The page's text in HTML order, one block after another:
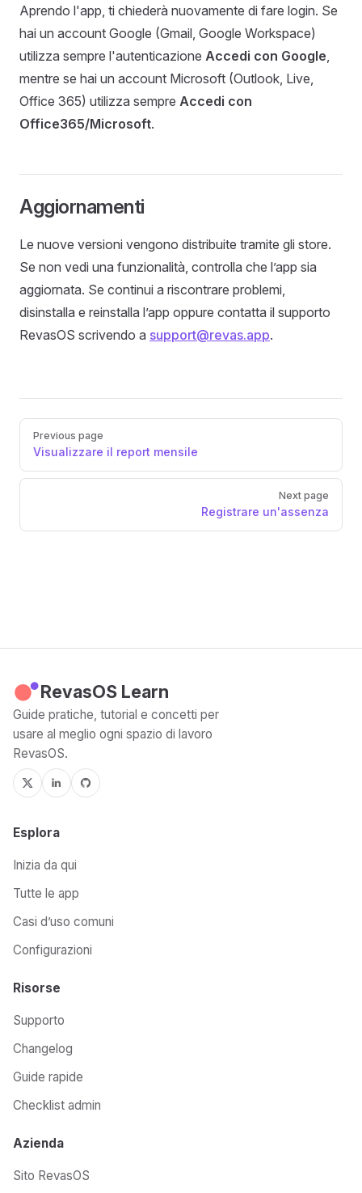
Aprendo l'app, ti chiederà nuovamente di fare login. Se
hai un account Google (Gmail, Google Workspace)
utilizza sempre l'autenticazione Accedi con Google,
mentre se hai un account Microsoft (Outlook, Live,
Office 365) utilizza sempre Accedi con
Office365/Microsoft.
Aggiornamenti
Le nuove versioni vengono distribuite tramite gli store.
Se non vedi una funzionalità, controlla che l’app sia
aggiornata. Se continui a riscontrare problemi,
disinstalla e reinstalla l’app oppure contatta il supporto
RevasOS scrivendo a support@revas.app.
Pager
Previous page
Visualizzare il report mensile
Next page
Registrare un'assenza
RevasOS Learn
Guide pratiche, tutorial e concetti per
usare al meglio ogni spazio di lavoro
RevasOS.
Esplora
Inizia da qui
Tutte le app
Casi d’uso comuni
Configurazioni
Risorse
Supporto
Changelog
Guide rapide
Checklist admin
Azienda
Sito RevasOS